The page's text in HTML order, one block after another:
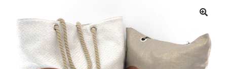
Mon compte
Aide